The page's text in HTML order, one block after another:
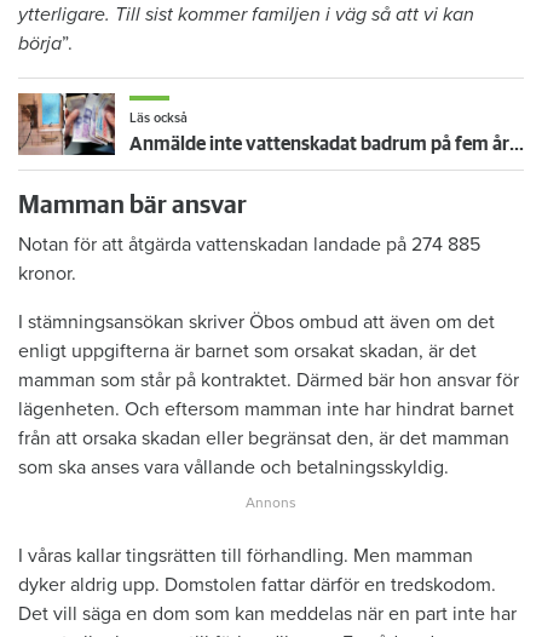
ytterligare. Till sist kommer familjen i väg så att vi kan
börja”.
Läs också
Anmälde inte vattenskadat badrum på fem år – krävs på 125 000 kronor
Mamman bär ansvar
Notan för att åtgärda vattenskadan landade på 274 885
kronor.
I stämningsansökan skriver Öbos ombud att även om det
enligt uppgifterna är barnet som orsakat skadan, är det
mamman som står på kontraktet. Därmed bär hon ansvar för
lägenheten. Och eftersom mamman inte har hindrat barnet
från att orsaka skadan eller begränsat den, är det mamman
som ska anses vara vållande och betalningsskyldig.
I våras kallar tingsrätten till förhandling. Men mamman
dyker aldrig upp. Domstolen fattar därför en tredskodom.
Det vill säga en dom som kan meddelas när en part inte har